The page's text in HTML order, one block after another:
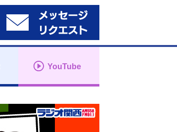
YouTube